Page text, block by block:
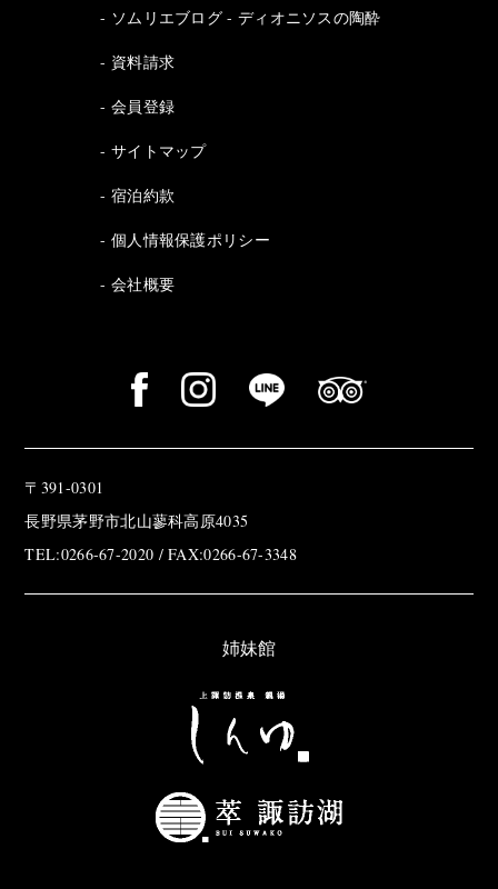
ソムリエブログ - ディオニソスの陶酔
資料請求
会員登録
サイトマップ
宿泊約款
個人情報保護ポリシー
会社概要
〒391-0301
長野県茅野市北山蓼科高原4035
TEL:0266-67-2020 / FAX:0266-67-3348
姉妹館